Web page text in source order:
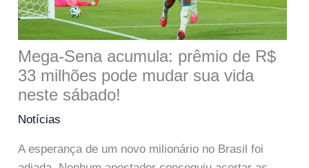
Mega-Sena acumula: prêmio de R$
33 milhões pode mudar sua vida
neste sábado!
Notícias
A esperança de um novo milionário no Brasil foi